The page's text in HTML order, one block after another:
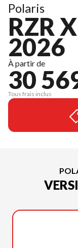
Polaris
RZR
2026
À partir de
30
Tous frais inclus